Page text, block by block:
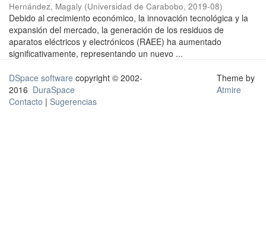
Hernández, Magaly (Universidad de Carabobo, 2019-08)
Debido al crecimiento económico, la innovación tecnológica y la
expansión del mercado, la generación de los residuos de
aparatos eléctricos y electrónicos (RAEE) ha aumentado
significativamente, representando un nuevo ...
DSpace software copyright © 2002-
2016 DuraSpace
Contacto | Sugerencias
Theme by
Atmire